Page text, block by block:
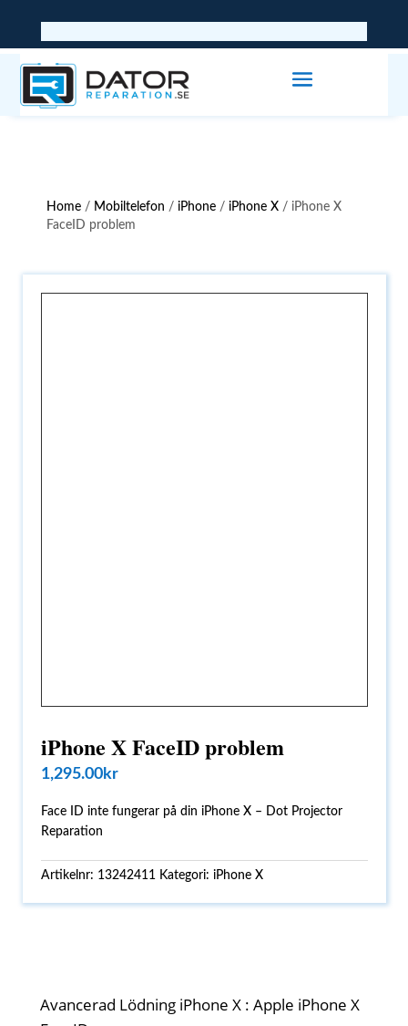
Home / Mobiltelefon / iPhone / iPhone X / iPhone X
FaceID problem
iPhone X FaceID problem
1,295.00kr
Face ID inte fungerar på din iPhone X – Dot Projector
Reparation
Artikelnr: 13242411 Kategori: iPhone X
Avancerad Lödning iPhone X : Apple iPhone X